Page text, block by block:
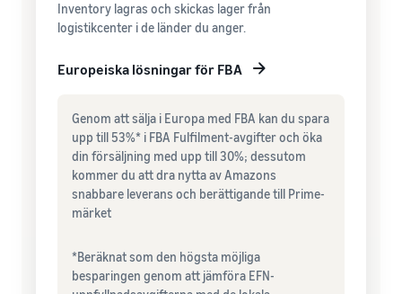
Inventory lagras och skickas lager från
logistikcenter i de länder du anger.
Europeiska lösningar för FBA
Genom att sälja i Europa med FBA kan du spara
upp till 53%* i FBA Fulfilment-avgifter och öka
din försäljning med upp till 30%; dessutom
kommer du att dra nytta av Amazons
snabbare leverans och berättigande till Prime-
märket
*Beräknat som den högsta möjliga
besparingen genom att jämföra EFN-